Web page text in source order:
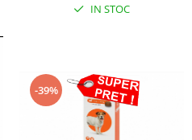
IN STOC
-39%